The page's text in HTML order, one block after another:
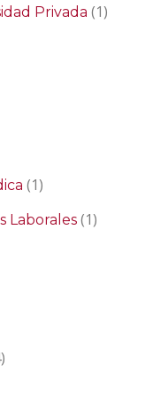
Privada (1)
(1)
Laborales (1)